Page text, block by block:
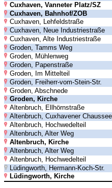
Cuxhaven, Vanneter Platz/SZ
Cuxhaven, Bahnhof/ZOB
Cuxhaven, Lehfeldstraße
Cuxhaven, Neue Industriestraße
Cuxhaven, Alte Industriestraße
Groden, Tamms Weg
Groden, Mühlenweg
Groden, Papenstraße
Groden, Im Mittelteil
Groden, Freiherr-vom-Stein-Str.
Groden, Abschnede
Groden, Kirche
Altenbruch, Ellhörnstraße
Altenbruch, Cuxhavener Chaussee
Altenbruch, Hochwedelteil
Altenbruch, Alter Weg
Altenbruch, Kirche
Altenbruch, Alter Weg
Altenbruch, Hochwedelteil
Lüdingworth, Hermann-Koch-Str.
Lüdingworth, Kirche